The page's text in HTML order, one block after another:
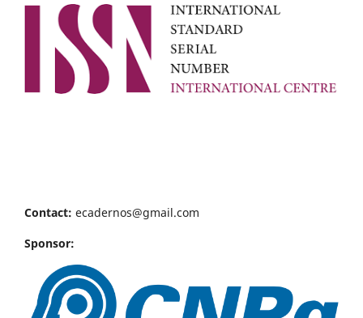
Contact: ecadernos@gmail.com
Sponsor: